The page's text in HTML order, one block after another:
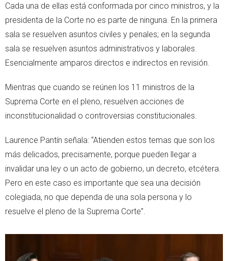
Cada una de ellas está conformada por cinco ministros, y la
presidenta de la Corte no es parte de ninguna. En la primera
sala se resuelven asuntos civiles y penales; en la segunda
sala se resuelven asuntos administrativos y laborales.
Esencialmente amparos directos e indirectos en revisión.
Mientras que cuando se reúnen los 11 ministros de la
Suprema Corte en el pleno, resuelven acciones de
inconstitucionalidad o controversias constitucionales.
Laurence Pantín señala: “Atienden estos temas que son los
más delicados, precisamente, porque pueden llegar a
invalidar una ley o un acto de gobierno, un decreto, etcétera.
Pero en este caso es importante que sea una decisión
colegiada, no que dependa de una sola persona y lo
resuelve el pleno de la Suprema Corte”.